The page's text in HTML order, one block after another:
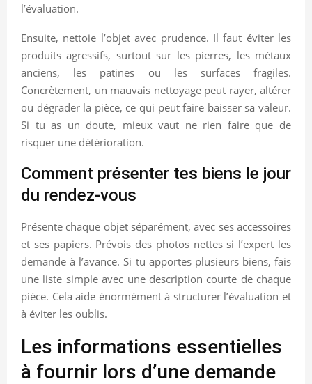
l’évaluation.
Ensuite, nettoie l’objet avec prudence. Il faut éviter les
produits agressifs, surtout sur les pierres, les métaux
anciens, les patines ou les surfaces fragiles.
Concrètement, un mauvais nettoyage peut rayer, altérer
ou dégrader la pièce, ce qui peut faire baisser sa valeur.
Si tu as un doute, mieux vaut ne rien faire que de
risquer une détérioration.
Comment présenter tes biens le jour
du rendez-vous
Présente chaque objet séparément, avec ses accessoires
et ses papiers. Prévois des photos nettes si l’expert les
demande à l’avance. Si tu apportes plusieurs biens, fais
une liste simple avec une description courte de chaque
pièce. Cela aide énormément à structurer l’évaluation et
à éviter les oublis.
Les informations essentielles
à fournir lors d’une demande